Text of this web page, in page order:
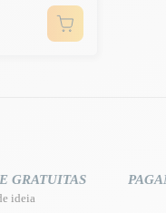
GRATUITAS
ideia